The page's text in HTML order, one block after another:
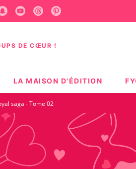
PIED DE PAGE
DE CŒUR !
LA MAISON D'ÉDITION
saga - Tome 02